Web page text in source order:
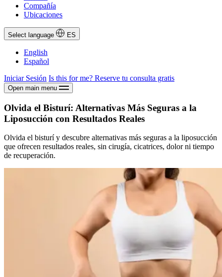
Compañía
Ubicaciones
Select language ES
English
Español
Iniciar Sesión Is this for me? Reserve tu consulta gratis
Open main menu
Olvida el Bisturí: Alternativas Más Seguras a la
Liposucción con Resultados Reales
Olvida el bisturí y descubre alternativas más seguras a la liposucción
que ofrecen resultados reales, sin cirugía, cicatrices, dolor ni tiempo
de recuperación.